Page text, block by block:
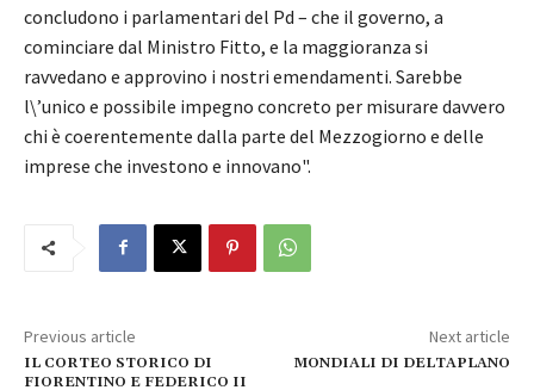
concludono i parlamentari del Pd – che il governo, a
cominciare dal Ministro Fitto, e la maggioranza si
ravvedano e approvino i nostri emendamenti. Sarebbe
l\’unico e possibile impegno concreto per misurare davvero
chi è coerentemente dalla parte del Mezzogiorno e delle
imprese che investono e innovano".
Previous article
IL CORTEO STORICO DI
FIORENTINO E FEDERICO II
Next article
MONDIALI DI DELTAPLANO